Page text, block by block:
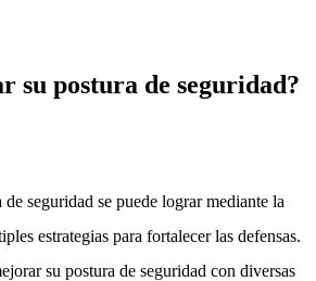
su postura de seguridad?
seguridad se puede lograr mediante la
estrategias para fortalecer las defensas.
su postura de seguridad con diversas